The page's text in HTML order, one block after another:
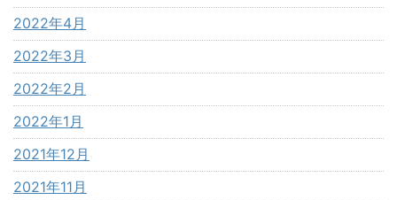
2022年4月
2022年3月
2022年2月
2022年1月
2021年12月
2021年11月